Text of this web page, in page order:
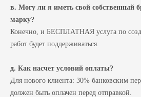
в. Могу ли я иметь свой собственный
марку?
Конечно, и БЕСПЛАТНАЯ услуга по
работ будет поддерживаться.
д. Как насчет условий оплаты?
Для нового клиента: 30% банковским
должен быть оплачен перед отправкой.